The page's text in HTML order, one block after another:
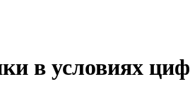
в условиях